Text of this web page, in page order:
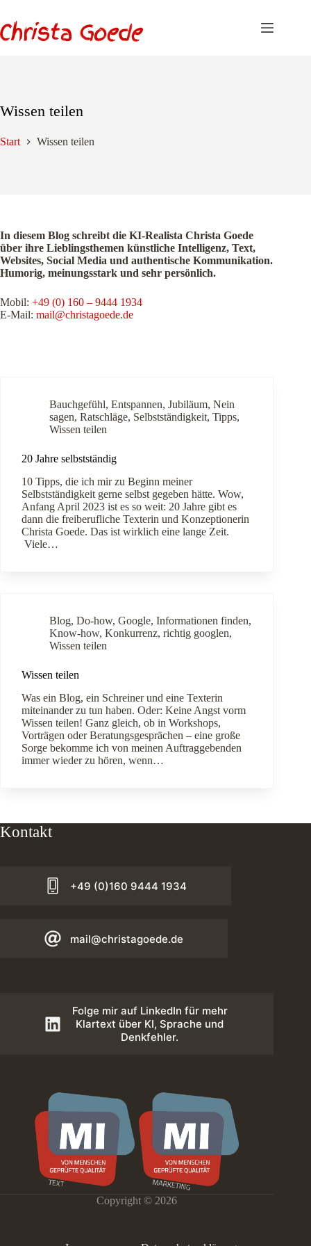
springen
Wissen teilen
Start Wissen teilen
In diesem Blog schreibt die KI-Realista Christa Goede
über ihre Lieblingsthemen künstliche Intelligenz, Text,
Websites, Social Media und authentische Kommunikation.
Humorig, meinungsstark und sehr persönlich.
Mobil: +49 (0) 160 – 9444 1934
E-Mail: mail@christagoede.de
Bauchgefühl, Entspannen, Jubiläum, Nein
sagen, Ratschläge, Selbstständigkeit, Tipps,
Wissen teilen
20 Jahre selbstständig
10 Tipps, die ich mir zu Beginn meiner
Selbstständigkeit gerne selbst gegeben hätte. Wow,
Anfang April 2023 ist es so weit: 20 Jahre gibt es
dann die freiberufliche Texterin und Konzeptionerin
Christa Goede. Das ist wirklich eine lange Zeit.
Viele…
Blog, Do-how, Google, Informationen finden,
Know-how, Konkurrenz, richtig googlen,
Wissen teilen
Wissen teilen
Was ein Blog, ein Schreiner und eine Texterin
miteinander zu tun haben. Oder: Keine Angst vorm
Wissen teilen! Ganz gleich, ob in Workshops,
Vorträgen oder Beratungsgesprächen – eine große
Sorge bekomme ich von meinen Auftraggebenden
immer wieder zu hören, wenn…
Kontakt
+49 (0)160 9444 1934
mail@christagoede.de
Folge mir auf LinkedIn für mehr
Klartext über KI, Sprache und
Denkfehler.
Copyright © 2026